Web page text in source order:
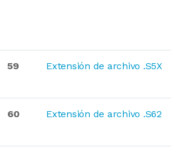
59 Extensión de archivo .S5X
60 Extensión de archivo .S62